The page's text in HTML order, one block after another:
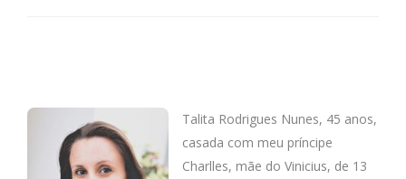
Talita Rodrigues Nunes, 45 anos,
casada com meu príncipe
Charlles, mãe do Vinicius, de 13